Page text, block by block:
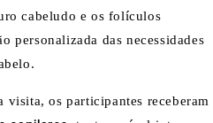
cabeludo e os folículos
personalizada das necessidades
visita, os participantes receberam